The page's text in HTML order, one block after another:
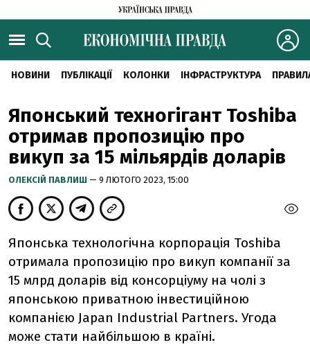
НОВИНИ ПУБЛІКАЦІЇ КОЛОНКИ ІНФРАСТРУКТУРА
Японський техногігант Toshiba
отримав пропозицію про
викуп за 15 мільярдів доларів
ОЛЕКСІЙ ПАВЛИШ — 9 ЛЮТОГО 2023, 15:00
Японська технологічна корпорація Toshiba
отримала пропозицію про викуп компанії за
15 млрд доларів від консорціуму на чолі з
японською приватною інвестиційною
компанією Japan Industrial Partners. Угода
може стати найбільшою в країні.